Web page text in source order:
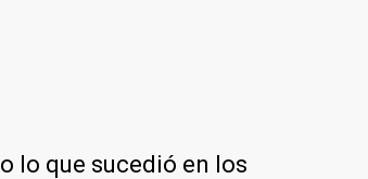
lo que sucedió en los